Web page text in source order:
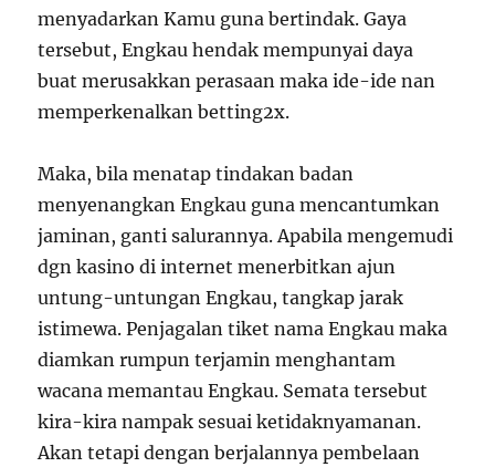
menyadarkan Kamu guna bertindak. Gaya
tersebut, Engkau hendak mempunyai daya
buat merusakkan perasaan maka ide-ide nan
memperkenalkan betting2x.
Maka, bila menatap tindakan badan
menyenangkan Engkau guna mencantumkan
jaminan, ganti salurannya. Apabila mengemudi
dgn kasino di internet menerbitkan ajun
untung-untungan Engkau, tangkap jarak
istimewa. Penjagalan tiket nama Engkau maka
diamkan rumpun terjamin menghantam
wacana memantau Engkau. Semata tersebut
kira-kira nampak sesuai ketidaknyamanan.
Akan tetapi dengan berjalannya pembelaan